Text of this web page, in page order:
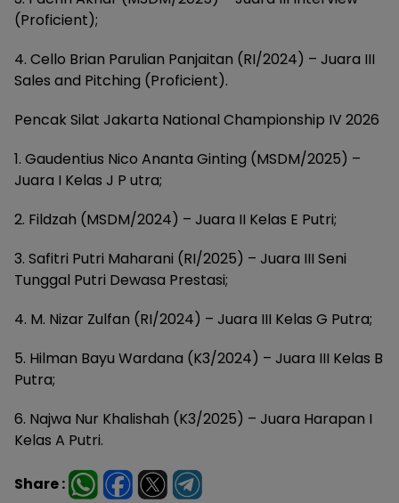
(Proficient);
4. Cello Brian Parulian Panjaitan (RI/2024) – Juara III
Sales and Pitching (Proficient).
Pencak Silat Jakarta National Championship IV 2026
1. Gaudentius Nico Ananta Ginting (MSDM/2025) –
Juara I Kelas J P utra;
2. Fildzah (MSDM/2024) – Juara II Kelas E Putri;
3. Safitri Putri Maharani (RI/2025) – Juara III Seni
Tunggal Putri Dewasa Prestasi;
4. M. Nizar Zulfan (RI/2024) – Juara III Kelas G Putra;
5. Hilman Bayu Wardana (K3/2024) – Juara III Kelas B
Putra;
6. Najwa Nur Khalishah (K3/2025) – Juara Harapan I
Kelas A Putri.
Share :